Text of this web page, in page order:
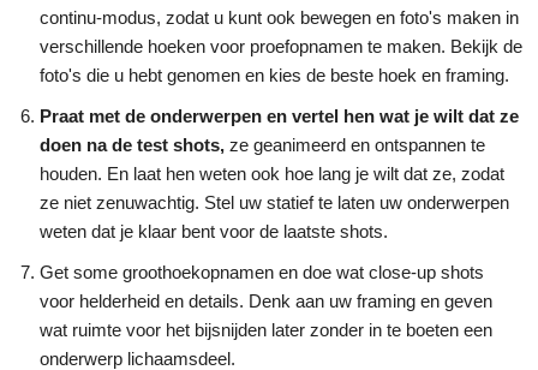
continu-modus, zodat u kunt ook bewegen en foto's maken in
verschillende hoeken voor proefopnamen te maken. Bekijk de
foto's die u hebt genomen en kies de beste hoek en framing.
Praat met de onderwerpen en vertel hen wat je wilt dat ze
doen na de test shots, ze geanimeerd en ontspannen te
houden. En laat hen weten ook hoe lang je wilt dat ze, zodat
ze niet zenuwachtig. Stel uw statief te laten uw onderwerpen
weten dat je klaar bent voor de laatste shots.
Get some groothoekopnamen en doe wat close-up shots
voor helderheid en details. Denk aan uw framing en geven
wat ruimte voor het bijsnijden later zonder in te boeten een
onderwerp lichaamsdeel.